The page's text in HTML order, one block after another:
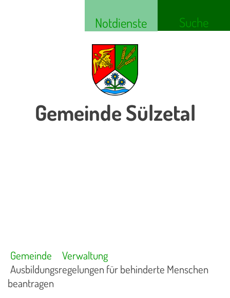
Notdienste Suche
Gemeinde Sülzetal
Gemeinde
Verwaltung
Ausbildungsregelungen für behinderte Menschen
beantragen